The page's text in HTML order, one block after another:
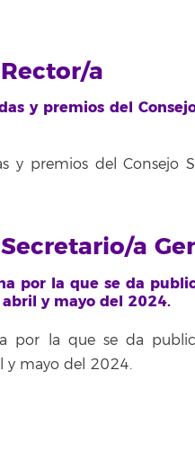
a
y premios del
y premios del Consejo
a
por la que se da
abril y mayo del 2024.
por la que se da
y mayo del 2024.